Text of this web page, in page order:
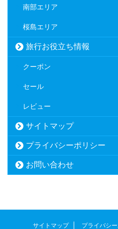
南部エリア
桜島エリア
旅行お役立ち情報
クーポン
セール
レビュー
サイトマップ
プライバシーポリシー
お問い合わせ
サイトマップ プライバシ